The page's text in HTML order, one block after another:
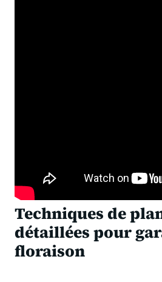
Techniques de
détaillées pour
floraison